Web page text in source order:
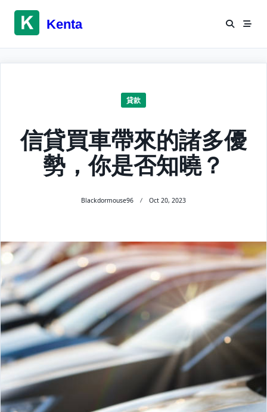
content
Kenta
貸款
信貸買車帶來的諸多優
勢，你是否知曉？
Blackdormouse96 Oct 20, 2023